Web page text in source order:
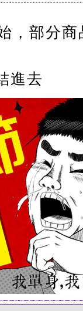
，部分商
進去